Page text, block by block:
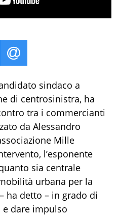
sindaco a
di centrosinistra, ha
tra i commercianti
da Alessandro
Mille
l’esponente
sia centrale
urbana per la
– ha detto – in grado di
e dare impulso